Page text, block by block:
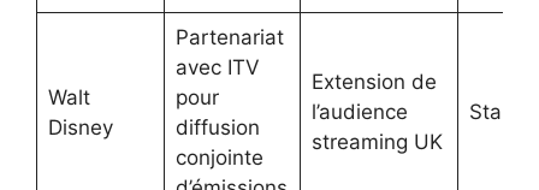
Walt
Disney
Partenariat
avec ITV
pour
diffusion
conjointe
Extension de
l’audience
streaming UK
Stable